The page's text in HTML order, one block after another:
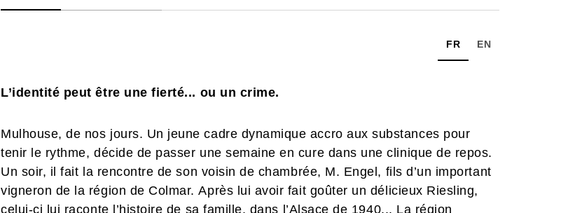
FR EN
L’identité peut être une fierté... ou un crime.
Mulhouse, de nos jours. Un jeune cadre dynamique accro aux substances pour
tenir le rythme, décide de passer une semaine en cure dans une clinique de repos.
Un soir, il fait la rencontre de son voisin de chambrée, M. Engel, fils d’un important
vigneron de la région de Colmar. Après lui avoir fait goûter un délicieux Riesling,
celui-ci lui raconte l’histoire de sa famille, dans l’Alsace de 1940... La région